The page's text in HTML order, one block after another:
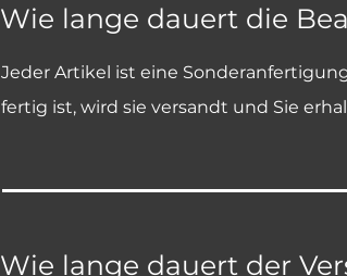
Wie lange dauert die
Jeder Artikel ist eine
fertig ist, wird sie versandt und Sie
Wie lange dauert der